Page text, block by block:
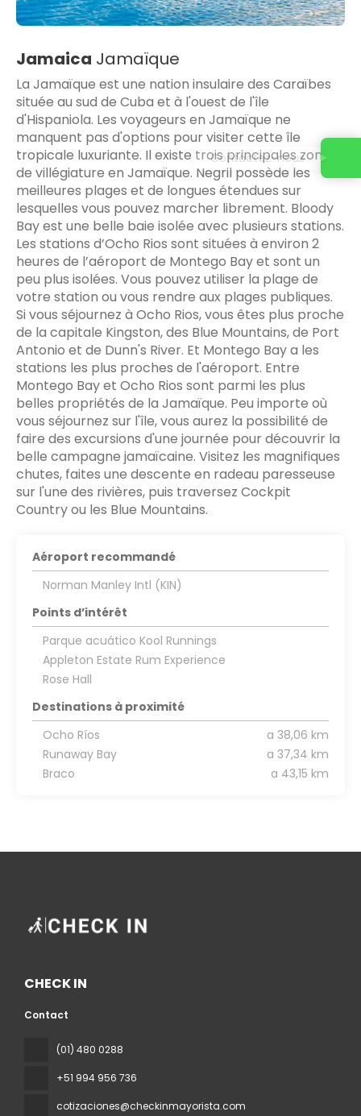
Jamaica Jamaïque
La Jamaïque est une nation insulaire des Caraïbes
située au sud de Cuba et à l'ouest de l'île
d'Hispaniola. Les voyageurs en Jamaïque ne
manquent pas d'options pour visiter cette île
tropicale luxuriante. Il existe trois principales zones
de villégiature en Jamaïque. Negril possède les
meilleures plages et de longues étendues sur
lesquelles vous pouvez marcher librement. Bloody
Bay est une belle baie isolée avec plusieurs stations.
Les stations d’Ocho Rios sont situées à environ 2
heures de l’aéroport de Montego Bay et sont un
peu plus isolées. Vous pouvez utiliser la plage de
votre station ou vous rendre aux plages publiques.
Si vous séjournez à Ocho Rios, vous êtes plus proche
de la capitale Kingston, des Blue Mountains, de Port
Antonio et de Dunn's River. Et Montego Bay a les
stations les plus proches de l'aéroport. Entre
Montego Bay et Ocho Rios sont parmi les plus
belles propriétés de la Jamaïque. Peu importe où
vous séjournez sur l'île, vous aurez la possibilité de
faire des excursions d'une journée pour découvrir la
belle campagne jamaïcaine. Visitez les magnifiques
chutes, faites une descente en radeau paresseuse
sur l'une des rivières, puis traversez Cockpit
Country ou les Blue Mountains.
Aéroport recommandé
Norman Manley Intl (KIN)
Points d’intérêt
Parque acuático Kool Runnings
Appleton Estate Rum Experience
Rose Hall
Destinations à proximité
Ocho Ríos
a 38,06 km
Runaway Bay
a 37,34 km
Braco
a 43,15 km
CHECK IN
Contact
(01) 480 0288
+51 994 956 736
cotizaciones@checkinmayorista.com
Contactez-nous